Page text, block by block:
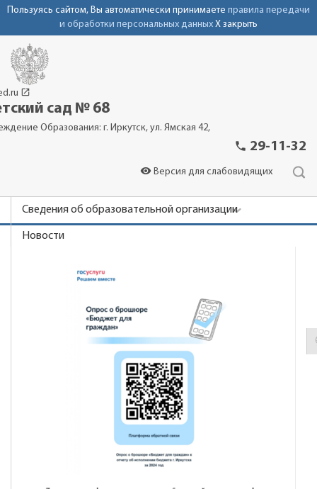
Пользуясь сайтом, Вы автоматически принимаете правила передачи
и обработки персональных данных X закрыть
launch
сад № 68
Образования: г. Иркутск, ул. Ямская 42,
phone 29-11-32
visibility Версия для слабовидящих
Сведения об образовательной организации
Новости